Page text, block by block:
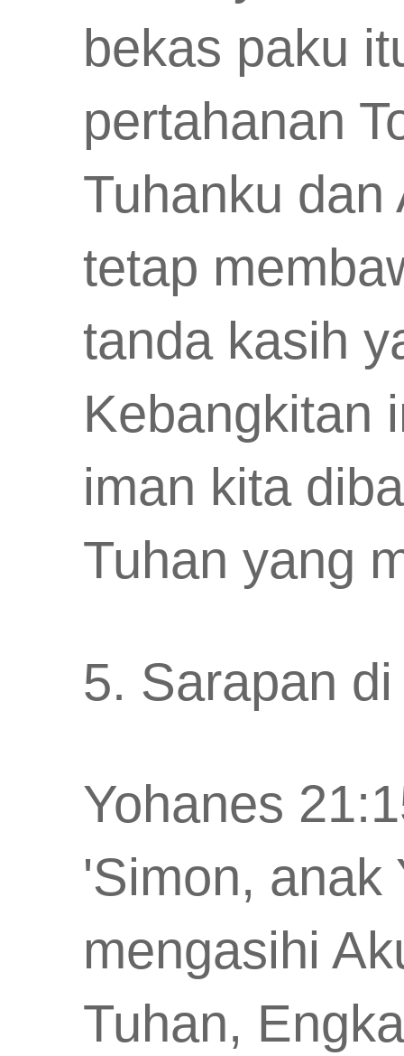
bekas paku
pertahanan
Tuhanku dan
tetap
tanda kasih
Kebangkitan
iman kita
Tuhan yang
5. Sarapan
Yohanes
'Simon, anak
mengasihi
Tuhan,